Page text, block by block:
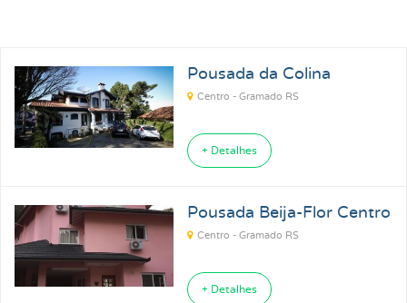
Pousadas em Ilhabela SP
Pousadas em Praia Grande SP
Pousadas em Paraty RJ
Pousada da Colina
Centro - Gramado RS
+ Detalhes
Pousada Beija-Flor Centro
Centro - Gramado RS
+ Detalhes